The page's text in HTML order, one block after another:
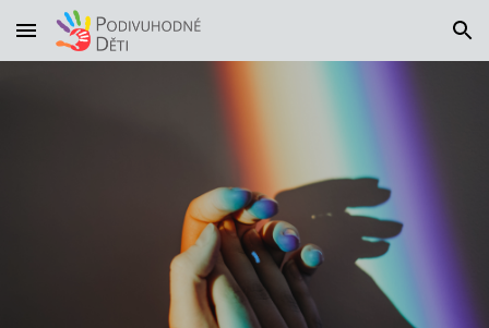
Skip to main content Skip to navigation